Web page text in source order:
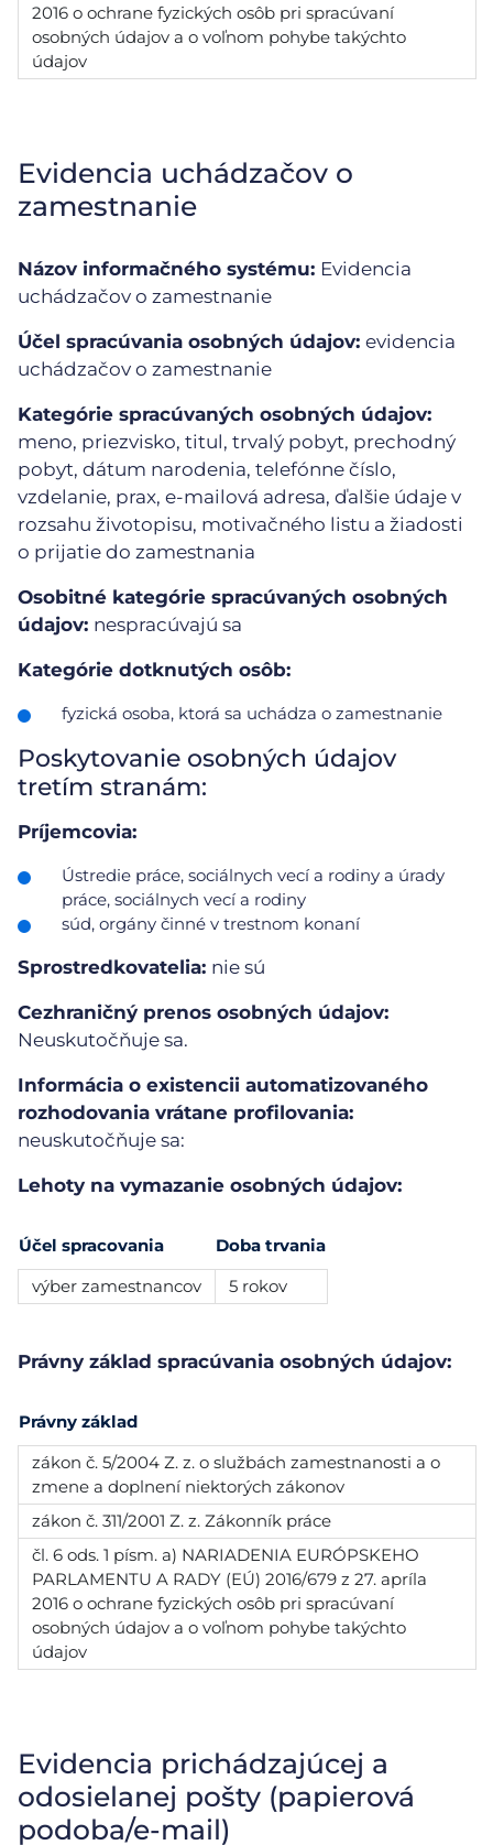
2016 o ochrane fyzických osôb pri spracúvaní
osobných údajov a o voľnom pohybe takýchto
údajov
Evidencia uchádzačov o
zamestnanie
Názov informačného systému: Evidencia
uchádzačov o zamestnanie
Účel spracúvania osobných údajov: evidencia
uchádzačov o zamestnanie
Kategórie spracúvaných osobných údajov:
meno, priezvisko, titul, trvalý pobyt, prechodný
pobyt, dátum narodenia, telefónne číslo,
vzdelanie, prax, e-mailová adresa, ďalšie údaje v
rozsahu životopisu, motivačného listu a žiadosti
o prijatie do zamestnania
Osobitné kategórie spracúvaných osobných
údajov: nespracúvajú sa
Kategórie dotknutých osôb:
fyzická osoba, ktorá sa uchádza o zamestnanie
Poskytovanie osobných údajov
tretím stranám:
Príjemcovia:
Ústredie práce, sociálnych vecí a rodiny a úrady
práce, sociálnych vecí a rodiny
súd, orgány činné v trestnom konaní
Sprostredkovatelia: nie sú
Cezhraničný prenos osobných údajov:
Neuskutočňuje sa.
Informácia o existencii automatizovaného
rozhodovania vrátane profilovania:
neuskutočňuje sa:
Lehoty na vymazanie osobných údajov:
Účel spracovania
Doba trvania
výber zamestnancov
5 rokov
Právny základ spracúvania osobných údajov:
Právny základ
zákon č. 5/2004 Z. z. o službách zamestnanosti a o
zmene a doplnení niektorých zákonov
zákon č. 311/2001 Z. z. Zákonník práce
čl. 6 ods. 1 písm. a) NARIADENIA EURÓPSKEHO
PARLAMENTU A RADY (EÚ) 2016/679 z 27. apríla
2016 o ochrane fyzických osôb pri spracúvaní
osobných údajov a o voľnom pohybe takýchto
údajov
Evidencia prichádzajúcej a
odosielanej pošty (papierová
podoba/e-mail)